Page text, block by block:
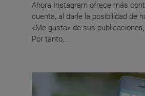
Ahora Instagram ofrece más
cuenta, al darle la posibilidad de
«Me gusta» de sus
Por tanto,...